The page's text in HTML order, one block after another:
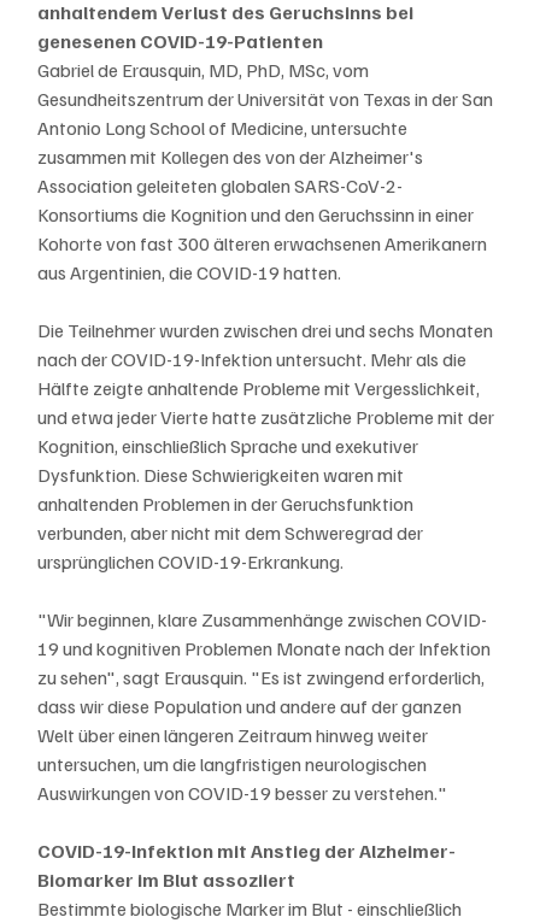
anhaltendem Verlust des Geruchsinns bei
genesenen COVID-19-Patienten
Gabriel de Erausquin, MD, PhD, MSc, vom
Gesundheitszentrum der Universität von Texas in der San
Antonio Long School of Medicine, untersuchte
zusammen mit Kollegen des von der Alzheimer's
Association geleiteten globalen SARS-CoV-2-
Konsortiums die Kognition und den Geruchssinn in einer
Kohorte von fast 300 älteren erwachsenen Amerikanern
aus Argentinien, die COVID-19 hatten.
Die Teilnehmer wurden zwischen drei und sechs Monaten
nach der COVID-19-Infektion untersucht. Mehr als die
Hälfte zeigte anhaltende Probleme mit Vergesslichkeit,
und etwa jeder Vierte hatte zusätzliche Probleme mit der
Kognition, einschließlich Sprache und exekutiver
Dysfunktion. Diese Schwierigkeiten waren mit
anhaltenden Problemen in der Geruchsfunktion
verbunden, aber nicht mit dem Schweregrad der
ursprünglichen COVID-19-Erkrankung.
"Wir beginnen, klare Zusammenhänge zwischen COVID-
19 und kognitiven Problemen Monate nach der Infektion
zu sehen", sagt Erausquin. "Es ist zwingend erforderlich,
dass wir diese Population und andere auf der ganzen
Welt über einen längeren Zeitraum hinweg weiter
untersuchen, um die langfristigen neurologischen
Auswirkungen von COVID-19 besser zu verstehen."
COVID-19-Infektion mit Anstieg der Alzheimer-
Biomarker im Blut assoziiert
Bestimmte biologische Marker im Blut - einschließlich